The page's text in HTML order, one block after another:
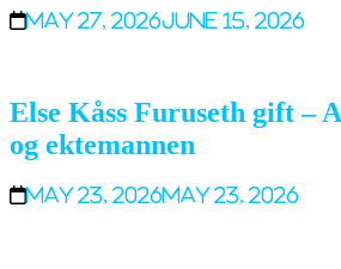
May 27, 2026June 15, 2026
Else Kåss Furuseth gift –
og ektemannen
May 23, 2026May 23, 2026